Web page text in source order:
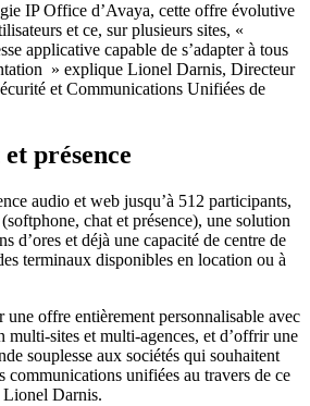
IP Office d’Avaya, cette offre évolutive
et ce, sur plusieurs sites, «
applicative capable de s’adapter à tous
» explique Lionel Darnis, Directeur
et Communications Unifiées de
présence
audio et web jusqu’à 512 participants,
chat et présence), une solution
d’ores et déjà une capacité de centre de
terminaux disponibles en location ou à
une offre entièrement personnalisable avec
multi-sites et multi-agences, et d’offrir une
souplesse aux sociétés qui souhaitent
communications unifiées au travers de ce
Lionel Darnis.